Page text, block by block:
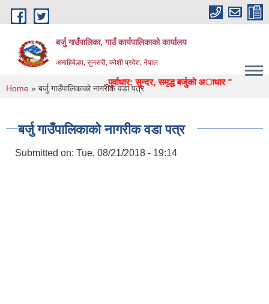
Skip to main content
बर्जु गाउँपालिका, गाउँ कार्यपालिकाको कार्यालय
अमाहिवेल्हा, सुनसरी, कोशी प्रदेश, नेपाल
स्वास्थ्य, उद्याेग, पर्यटन, पुर्वाधार: सुन्दर, समृद्ध बर्जुकाे अाधार "
You are here
Home » बर्जु गाउँपालिकाकाे नागरीक वडा पत्र
बर्जु गाउँपालिकाकाे नागरीक वडा पत्र
Submitted on: Tue, 08/21/2018 - 19:14